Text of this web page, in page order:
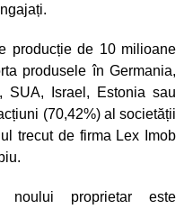
producție de 10 milioane
produsele în Germania,
SUA, Israel, Estonia sau
(70,42%) al societății
trecut de firma Lex Imob
proprietar este